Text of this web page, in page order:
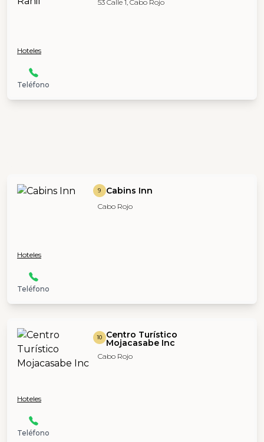
53 Calle 1, Cabo Rojo
Hoteles
Teléfono
9 Cabins Inn
Cabo Rojo
Hoteles
Teléfono
10 Centro Turístico
Mojacasabe Inc
Cabo Rojo
Hoteles
Teléfono